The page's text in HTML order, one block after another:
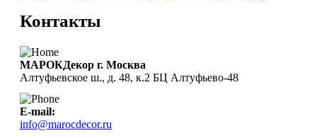
Контакты
МАРОКДекор г. Москва
Алтуфьевское ш., д. 48, к.2 БЦ Алтуфьево-48
E-mail:
info@marocdecor.ru